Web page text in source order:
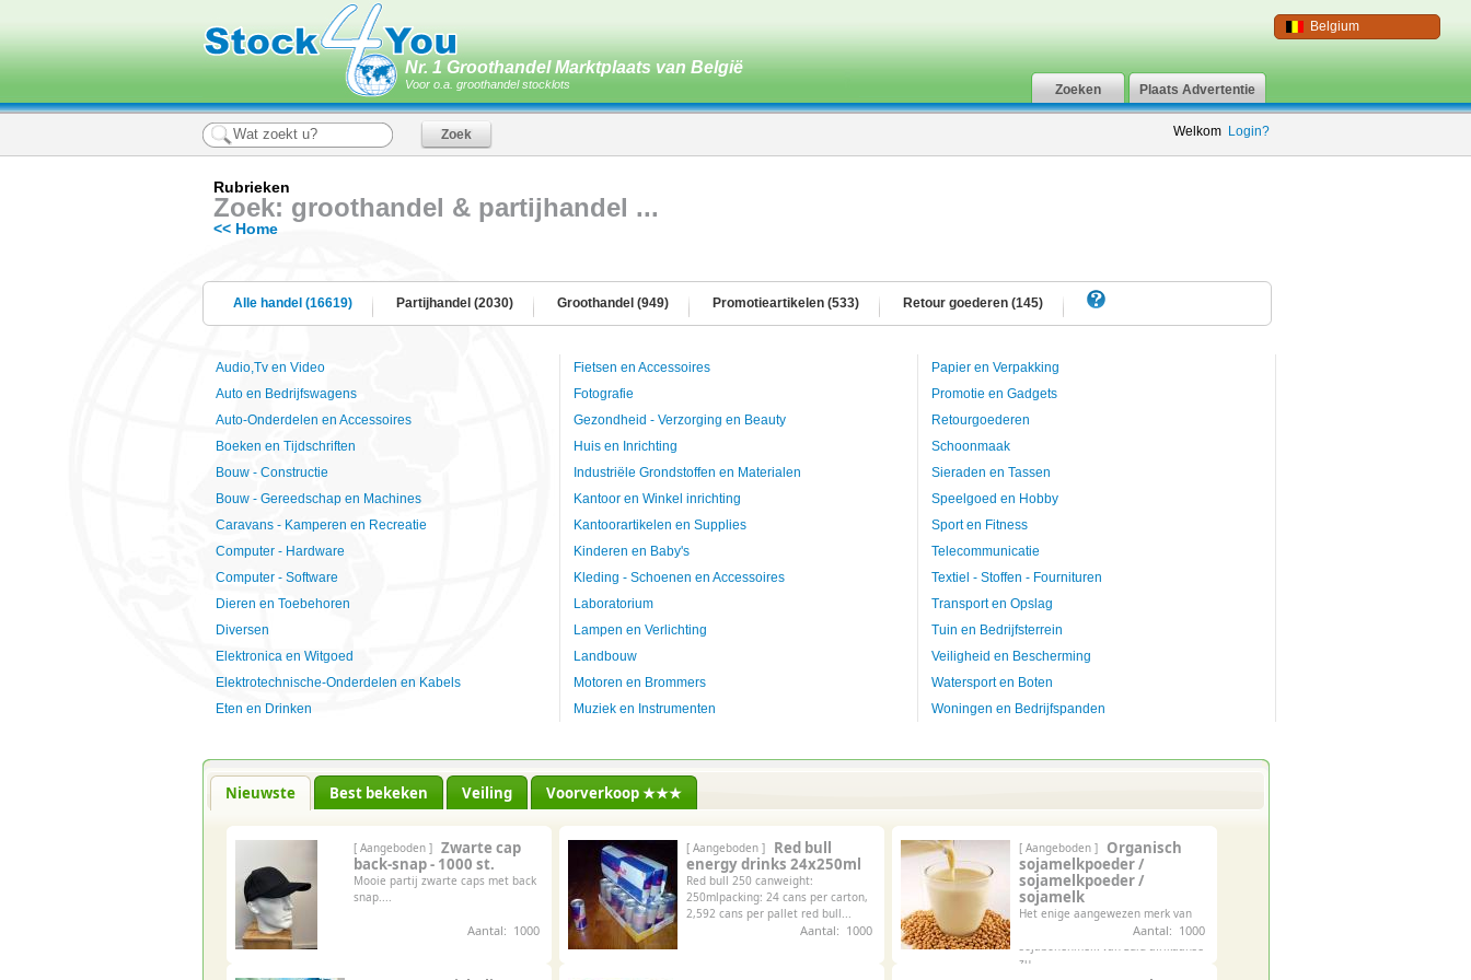
Nr. 1 Groothandel Marktplaats van België
Voor o.a. groothandel stocklots Zoeken Plaats Advertentie
Welkom Login?
Belgium
Rubrieken
Zoek: groothandel & partijhandel ...
<< Home
Alle handel (16619) Partijhandel (2030) Groothandel (949) Promotieartikelen (533) Retour goederen (145)
Audio,Tv en Video
Auto en Bedrijfswagens
Auto-Onderdelen en Accessoires
Boeken en Tijdschriften
Bouw - Constructie
Bouw - Gereedschap en Machines
Caravans - Kamperen en Recreatie
Computer - Hardware
Computer - Software
Dieren en Toebehoren
Diversen
Elektronica en Witgoed
Elektrotechnische-Onderdelen en Kabels
Eten en Drinken
Fietsen en Accessoires
Fotografie
Gezondheid - Verzorging en Beauty
Huis en Inrichting
Industriële Grondstoffen en Materialen
Kantoor en Winkel inrichting
Kantoorartikelen en Supplies
Kinderen en Baby's
Kleding - Schoenen en Accessoires
Laboratorium
Lampen en Verlichting
Landbouw
Motoren en Brommers
Muziek en Instrumenten
Papier en Verpakking
Promotie en Gadgets
Retourgoederen
Schoonmaak
Sieraden en Tassen
Speelgoed en Hobby
Sport en Fitness
Telecommunicatie
Textiel - Stoffen - Fournituren
Transport en Opslag
Tuin en Bedrijfsterrein
Veiligheid en Bescherming
Watersport en Boten
Woningen en Bedrijfspanden
Nieuwste Best bekeken Veiling Voorverkoop ★★★
[ Aangeboden ] Zwarte cap
back-snap - 1000 st.
Mooie partij zwarte caps met back
snap....
Aantal: 1000
[ Aangeboden ]
Red bull
energy drinks 24x250ml
Red bull 250 canweight:
250mlpacking: 24 cans per carton,
2,592 cans per pallet red bull...
Aantal: 1000
[ Aangeboden ]
Organisch
sojamelkpoeder /
sojamelkpoeder /
sojamelk
Het enige aangewezen merk van
niet-ggo en biologische
zu...
Aantal: 1000